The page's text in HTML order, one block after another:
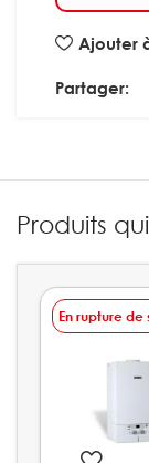
Ajouter
Partager:
Produits
En rupture de